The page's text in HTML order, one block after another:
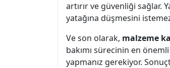
artırır ve güvenliği sağlar.
yatağına düşmesini
Ve son olarak, malzeme
bakımı sürecinin en
yapmanız gerekiyor.